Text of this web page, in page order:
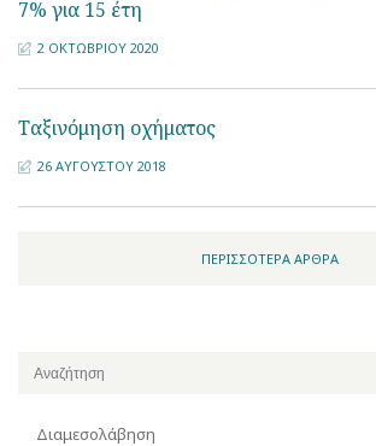
7% για 15 έτη
2 ΟΚΤΩΒΡΊΟΥ 2020
Ταξινόμηση οχήματος
26 ΑΥΓΟΎΣΤΟΥ 2018
ΠΕΡΙΣΣΌΤΕΡΑ ΆΡΘΡΑ
Διαμεσολάβηση